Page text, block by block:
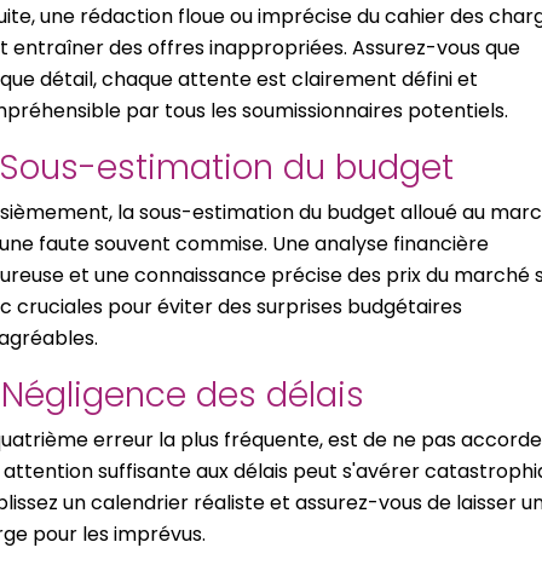
une rédaction floue ou imprécise du cahier des
entraîner des offres inappropriées. Assurez-vous que
détail, chaque attente est clairement défini et
par tous les soumissionnaires potentiels.
estimation du budget
la sous-estimation du budget alloué au
faute souvent commise. Une analyse financière
et une connaissance précise des prix du marché
cruciales pour éviter des surprises budgétaires
des délais
erreur la plus fréquente, est de ne pas
attention suffisante aux délais peut s'avérer
un calendrier réaliste et assurez-vous de laisser
pour les imprévus.